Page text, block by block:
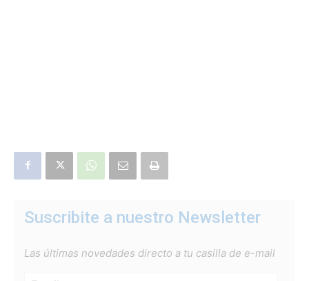
Suscribite a nuestro Newsletter
Las últimas novedades directo a tu casilla de e-mail